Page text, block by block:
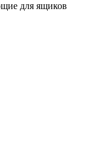
для ящиков